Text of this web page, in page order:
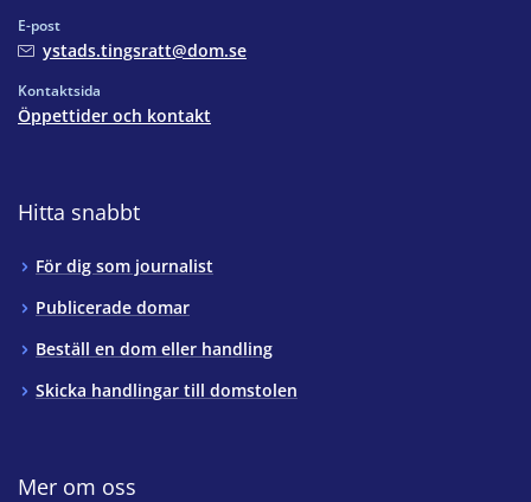
E-post
ystads.tingsratt@dom.se
Kontaktsida
Öppettider och kontakt
Hitta snabbt
För dig som journalist
Publicerade domar
Beställ en dom eller handling
Skicka handlingar till domstolen
Mer om oss